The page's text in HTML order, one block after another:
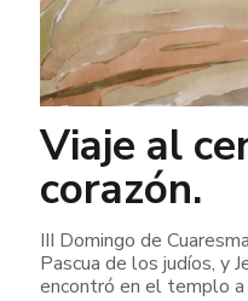
Viaje al
corazón.
III Domingo de
Pascua de los judíos, y
encontró en el templo